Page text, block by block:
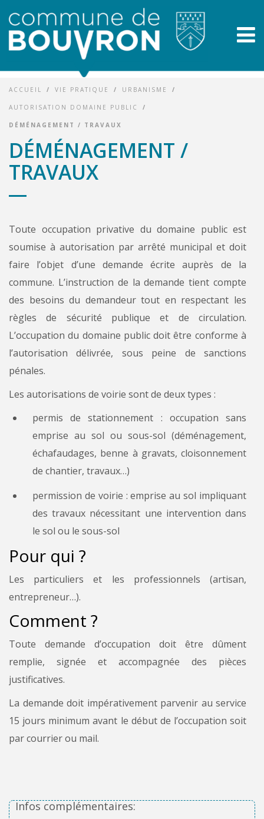
ACCUEIL / VIE PRATIQUE / URBANISME /
AUTORISATION DOMAINE PUBLIC /
DÉMÉNAGEMENT / TRAVAUX
DÉMÉNAGEMENT /
TRAVAUX
Toute occupation privative du domaine public est
soumise à autorisation par arrêté municipal et doit
faire l’objet d’une demande écrite auprès de la
commune. L’instruction de la demande tient compte
des besoins du demandeur tout en respectant les
règles de sécurité publique et de circulation.
L’occupation du domaine public doit être conforme à
l’autorisation délivrée, sous peine de sanctions
pénales.
Les autorisations de voirie sont de deux types :
permis de stationnement : occupation sans
emprise au sol ou sous-sol (déménagement,
échafaudages, benne à gravats, cloisonnement
de chantier, travaux…)
permission de voirie : emprise au sol impliquant
des travaux nécessitant une intervention dans
le sol ou le sous-sol
Pour qui ?
Les particuliers et les professionnels (artisan,
entrepreneur…).
Comment ?
Toute demande d’occupation doit être dûment
remplie, signée et accompagnée des pièces
justificatives.
La demande doit impérativement parvenir au service
15 jours minimum avant le début de l’occupation soit
par courrier ou mail.
Infos complémentaires: